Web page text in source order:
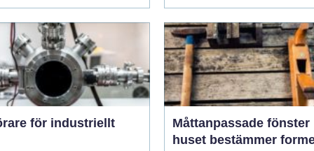
för industriellt
Måttanpassade fönster när
huset bestämmer